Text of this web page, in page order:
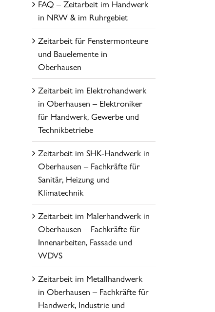
FAQ – Zeitarbeit im Handwerk
in NRW & im Ruhrgebiet
Zeitarbeit für Fenstermonteure
und Bauelemente in
Oberhausen
Zeitarbeit im Elektrohandwerk
in Oberhausen – Elektroniker
für Handwerk, Gewerbe und
Technikbetriebe
Zeitarbeit im SHK-Handwerk in
Oberhausen – Fachkräfte für
Sanitär, Heizung und
Klimatechnik
Zeitarbeit im Malerhandwerk in
Oberhausen – Fachkräfte für
Innenarbeiten, Fassade und
WDVS
Zeitarbeit im Metallhandwerk
in Oberhausen – Fachkräfte für
Handwerk, Industrie und